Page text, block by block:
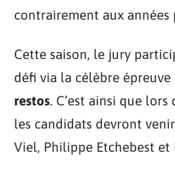
contrairement aux années
Cette saison, le jury
défi via la célèbre épreuve
restos. C’est ainsi que lors
les candidats devront
Viel, Philippe Etchebest et